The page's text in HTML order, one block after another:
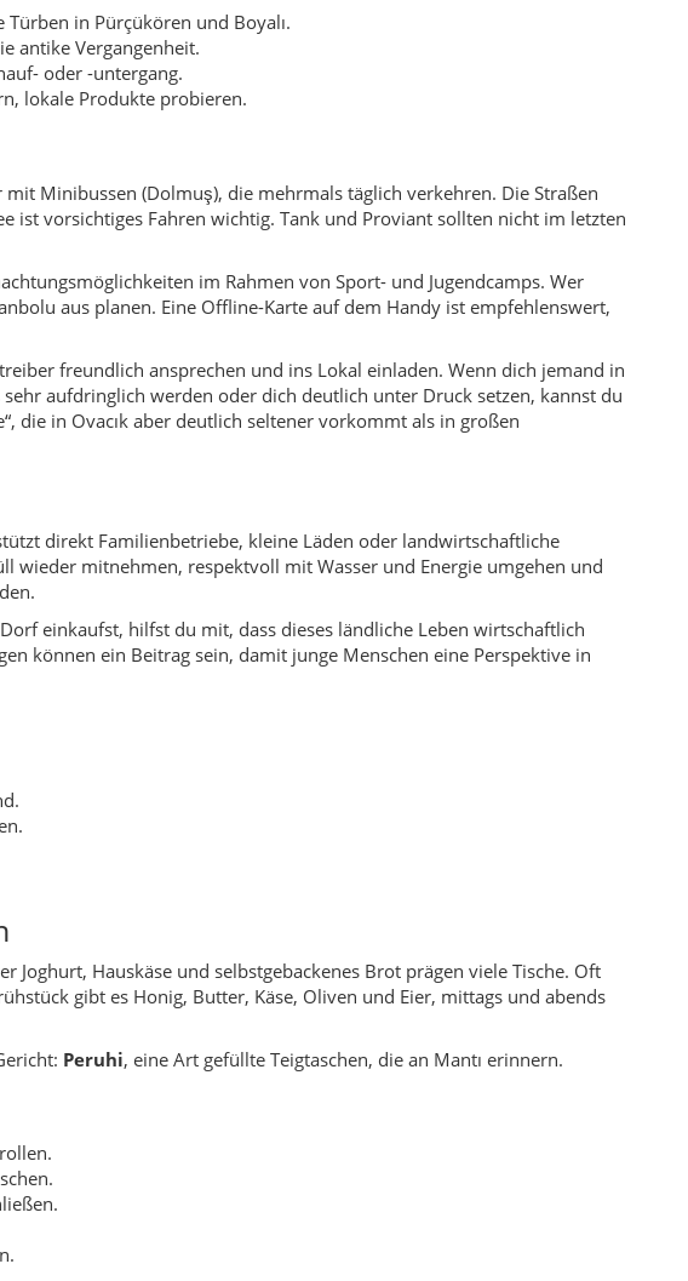
freundlich ansprechen und ins Lokal einladen. Wenn dich jemand in
aufdringlich werden oder dich deutlich unter Druck setzen, kannst du
die in Ovacık aber deutlich seltener vorkommt als in großen
direkt Familienbetriebe, kleine Läden oder landwirtschaftliche
wieder mitnehmen, respektvoll mit Wasser und Energie umgehen und
einkaufst, hilfst du mit, dass dieses ländliche Leben wirtschaftlich
können ein Beitrag sein, damit junge Menschen eine Perspektive in
Hauskäse und selbstgebackenes Brot prägen viele Tische. Oft
gibt es Honig, Butter, Käse, Oliven und Eier, mittags und abends
Familien, Pensionen oder im Rahmen von Gruppenaufenthalten mit
bewaldete Hänge und kleinere Hochebenen bieten sich für
Kışla oder Hatipoğlu. Unterwegs wechseln sich Felder, Weiden,
Während der großen religiösen Feste (Ramazan- und Opferfest)